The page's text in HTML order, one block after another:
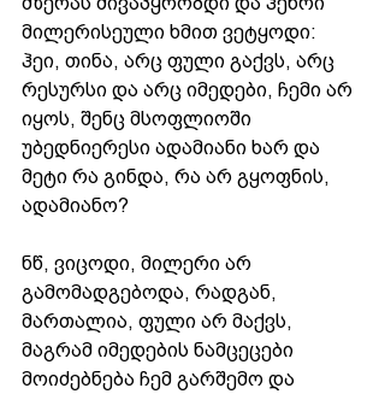
მილერისეული ხმით ვეტყოდი:
ჰეი, თინა, არც ფული გაქვს, არც
რესურსი და არც იმედები, ჩემი არ
იყოს, შენც მსოფლიოში
უბედნიერესი ადამიანი ხარ და
მეტი რა გინდა, რა არ გყოფნის,
ადამიანო?
ნწ, ვიცოდი, მილერი არ
გამომადგებოდა, რადგან,
მართალია, ფული არ მაქვს,
მაგრამ იმედების ნამცეცები
მოიძებნება ჩემ გარშემო და